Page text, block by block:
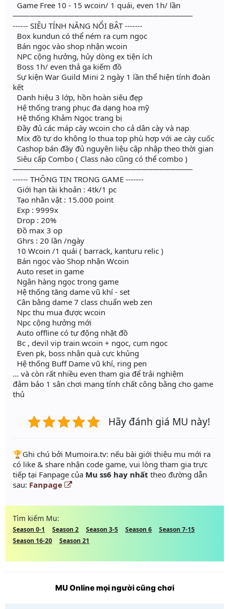
Game Free 10 - 15 wcoin/ 1 quái, even 1h/ lần
────────────────────────────────
------ SIÊU TÍNH NĂNG NỔI BẬT -------
Box kundun có thể ném ra cụm ngọc
Bán ngọc vào shop nhận wcoin
NPC cộng hưởng, hủy dòng ex tiện ích
Boss 1h/ even thả ga kiếm đồ
Sự kiện War Guild Mini 2 ngày 1 lần thể hiện tính đoàn
kết
Danh hiệu 3 lớp, hồn hoàn siêu đẹp
Hệ thống trang phục đa dạng hoa mỹ
Hệ thống Khảm Ngọc trang bị
Đầy đủ các máp cày wcoin cho cả dân cày và nạp
Mix đồ tự do không lo thua top phù hợp với ae cày cuốc
Cashop bán đầy đủ nguyên liệu cập nhập theo thời gian
Siêu cấp Combo ( Class nào cũng có thể combo )
────────────────────────────────
------ THÔNG TIN TRONG GAME -------
Giới hạn tài khoản : 4tk/1 pc
Tạo nhân vật : 15.000 point
Exp : 9999x
Drop : 20%
Đồ max 3 op
Ghrs : 20 lần /ngày
10 Wcoin /1 quái ( barrack, kanturu relic )
Bán ngọc vào Shop nhận Wcoin
Auto reset in game
Ngân hàng ngọc trong game
Hệ thống tăng dame vũ khí - set
Cân bằng dame 7 class chuẩn web zen
Npc thu mua được wcoin
Npc cộng hưởng mới
Auto offline có tự động nhặt đồ
Bc , devil vip train wcoin + ngọc, cụm ngọc
Even pk, boss nhận quà cực khủng
Hệ thống Buff Dame vũ khí, ring pen
... và còn rất nhiều even tham gia để trải nghiệm
đảm bảo 1 sân chơi mang tính chất công bằng cho game
thủ
Hãy đánh giá MU này!
️🏆Ghi chú bởi Mumoira.tv: nếu bài giới thiệu mu mới ra
có like & share nhận code game, vui lòng tham gia trực
tiếp tại Fanpage của Mu ss6 hay nhất theo đường dẫn
sau: Fanpage
Tìm kiếm Mu:
Season 0-1 Season 2 Season 3-5 Season 6
Season 7-15
Season 16-20
Season 21
MU Online mọi người cũng chơi